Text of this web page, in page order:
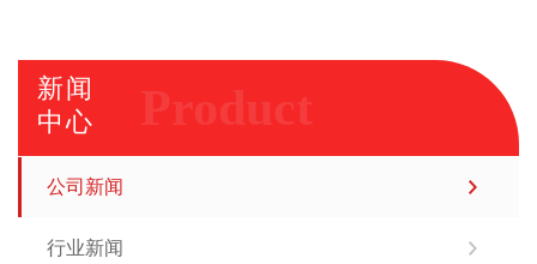
新闻
中心
公司新闻
行业新闻